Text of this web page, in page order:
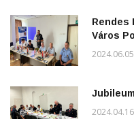
Rendes
Város